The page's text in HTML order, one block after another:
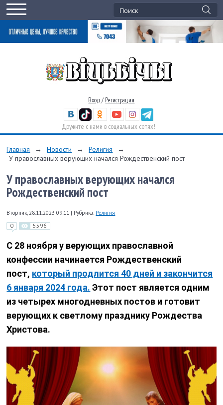
Вход / Регистрация
Дружите с нами в социальных сетях!
Главная → Новости → Религия
→
У православных верующих начался Рождественский пост
У православных верующих начался
Рождественский пост
Вторник, 28.11.2023 09:11 | Рубрика: Религия
0 5596
С 28 ноября у верующих православной
конфессии начинается Рождественский
пост, который продлится 40 дней и закончится
6 января 2024 года. Этот пост является одним
из четырех многодневных постов и готовит
верующих к светлому празднику Рождества
Христова.